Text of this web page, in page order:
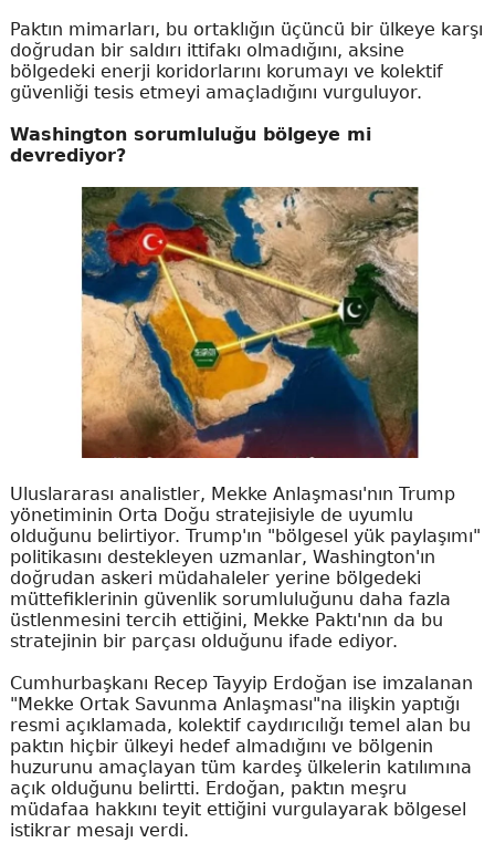
Paktın mimarları, bu ortaklığın üçüncü bir ülkeye karşı
doğrudan bir saldırı ittifakı olmadığını, aksine
bölgedeki enerji koridorlarını korumayı ve kolektif
güvenliği tesis etmeyi amaçladığını vurguluyor.
Washington sorumluluğu bölgeye mi
devrediyor?
Uluslararası analistler, Mekke Anlaşması'nın Trump
yönetiminin Orta Doğu stratejisiyle de uyumlu
olduğunu belirtiyor. Trump'ın "bölgesel yük paylaşımı"
politikasını destekleyen uzmanlar, Washington'ın
doğrudan askeri müdahaleler yerine bölgedeki
müttefiklerinin güvenlik sorumluluğunu daha fazla
üstlenmesini tercih ettiğini, Mekke Paktı'nın da bu
stratejinin bir parçası olduğunu ifade ediyor.
Cumhurbaşkanı Recep Tayyip Erdoğan ise imzalanan
"Mekke Ortak Savunma Anlaşması"na ilişkin yaptığı
resmi açıklamada, kolektif caydırıcılığı temel alan bu
paktın hiçbir ülkeyi hedef almadığını ve bölgenin
huzurunu amaçlayan tüm kardeş ülkelerin katılımına
açık olduğunu belirtti. Erdoğan, paktın meşru
müdafaa hakkını teyit ettiğini vurgulayarak bölgesel
istikrar mesajı verdi.